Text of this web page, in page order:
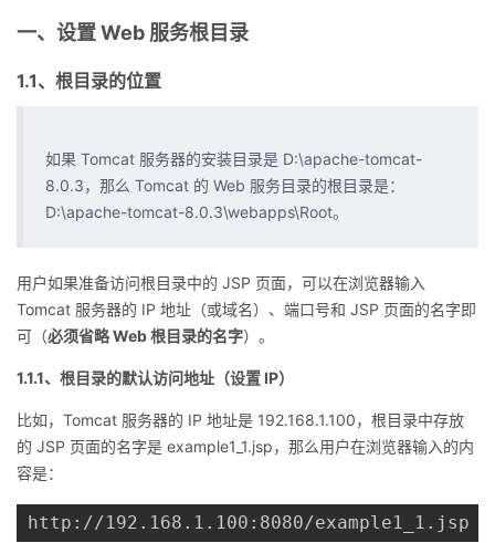
堂
我
课
的
我
我
的
术
持
我
云
建
议
一、设置 Web 服务根目录
1.1、根目录的位置
如果 Tomcat 服务器的安装目录是 D:\apache-tomcat-
8.0.3，那么 Tomcat 的 Web 服务目录的根目录是：
D:\apache-tomcat-8.0.3\webapps\Root。
用户如果准备访问根目录中的 JSP 页面，可以在浏览器输入
Tomcat 服务器的 IP 地址（或域名）、端口号和 JSP 页面的名字即
可（必须省略 Web 根目录的名字）。
1.1.1、根目录的默认访问地址（设置 IP）
比如，Tomcat 服务器的 IP 地址是 192.168.1.100，根目录中存放
的 JSP 页面的名字是 example1_1.jsp，那么用户在浏览器输入的内
容是：
http://192.168.1.100:8080/example1_1.jsp